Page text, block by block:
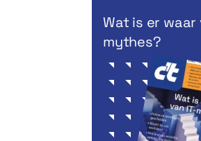
Wat is er waar
mythes?